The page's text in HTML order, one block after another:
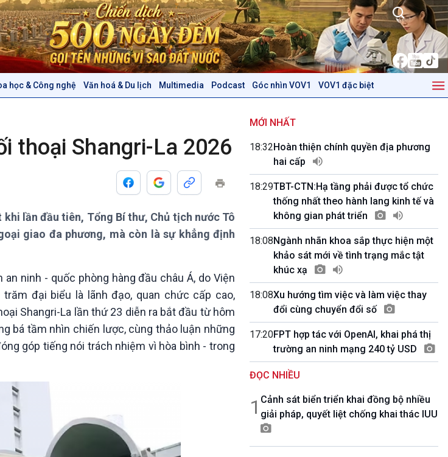
học & Công nghệ Văn hoá & Du lịch Multimedia Podcast Góc nhìn VOV1 VOV1 đặc biệt
Vấn đề quốc tế
Hồ sơ sự kiện quốc tế
Biên cương - Một dải vững
Dòng chảy Kinh tế
Khởi nghiệp
Tuyên chiến với gian lận
Mùa vàng
Biển đảo Việt Nam
Tâm tình biên giới và hải
đảo
Tìm hiểu biển, đảo Việt
Nam
Video
Infographic
E-Magazine
Góc nhìn VOV1
Bình luận
10 phút Sự kiện - Luận bàn
Câu chuyện thời sự
Dòng chảy sự kiện
Đối thoại
Diễn đàn chủ nhật
Chuyện đêm
thoại Shangri-La 2026
lần đầu tiên, Tổng Bí thư, Chủ tịch nước Tô
giao đa phương, mà còn là sự khẳng định
ninh - quốc phòng hàng đầu châu Á, do Viện
đại biểu là lãnh đạo, quan chức cấp cao,
Shangri-La lần thứ 23 diễn ra bắt đầu từ hôm
bá tầm nhìn chiến lược, cùng thảo luận những
góp tiếng nói trách nhiệm vì hòa bình - trong
MỚI NHẤT
18:32Hoàn thiện chính quyền địa phương
hai cấp
18:29TBT-CTN:Hạ tầng phải được tổ chức
thống nhất theo hành lang kinh tế và
không gian phát triển
18:08Ngành nhãn khoa sắp thực hiện một
khảo sát mới về tình trạng mắc tật
khúc xạ
18:08Xu hướng tìm việc và làm việc thay
đổi cùng chuyển đổi số
17:20FPT hợp tác với OpenAI, khai phá thị
trường an ninh mạng 240 tỷ USD
ĐỌC NHIỀU
1 Cảnh sát biển triển khai đồng bộ nhiều
giải pháp, quyết liệt chống khai thác IUU